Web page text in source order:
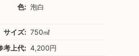
色: 泡白
サイズ: 750㎖
考上代: 4,200円